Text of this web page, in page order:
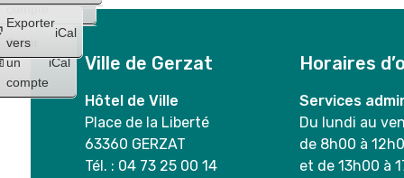
compte
Créer
un
compte
iCal
Exporter
vers
iCal
Ville de Gerzat
Hôtel de Ville
Place de la Liberté
63360 GERZAT
Tél. : 04 73 25 00 14
Horaires
Services
Du lundi au
de 8h00 à
et de 13h00 à